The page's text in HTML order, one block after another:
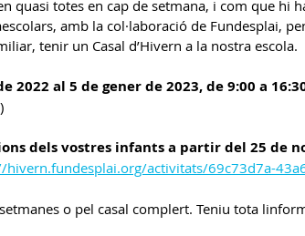
C. Reivindicativa i Barri GT Projecte Pati
quasi totes en cap de setmana, i com que hi
amb la col·laboració de Fundesplai,
tenir un Casal d’Hivern a la nostra escola.
2022 al 5 de gener de 2023, de 9:00 a
dels vostres infants a partir del 25 de
hivern.fundesplai.org/activitats/69c73d7a-
o pel casal complert. Teniu tota